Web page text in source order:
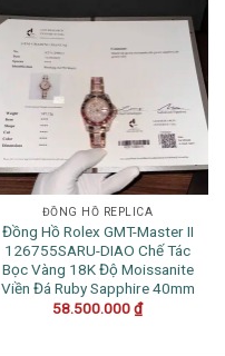
ĐỒNG HỒ REPLICA
Đồng Hồ Rolex GMT-Master II
126755SARU-DIAO Chế Tác
Bọc Vàng 18K Độ Moissanite
Viền Đá Ruby Sapphire 40mm
58.500.000₫